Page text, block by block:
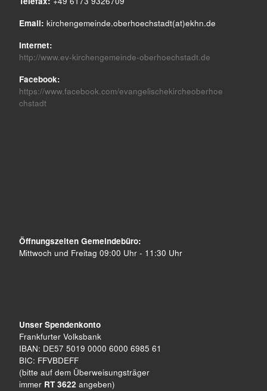
Email: kirchengemeinde.oberhoechstadt(at)ekhn.de
Internet:
http://www.ev-kirchengemeinde-oberhoechstadt.de
Facebook:
https://www.facebook.com/evangelischekircheoberhoe
chstadt
Öffnungszeiten Gemeindebüro:
Mittwoch und Freitag 09:00 Uhr - 11:30 Uhr
Unser Spendenkonto
Frankfurter Volksbank
IBAN: DE57 5019 0000 6000 6985 61
BIC: FFVBDEFF
(bitte auf dem Überweisungsträger
immer RT 3622 angeben)